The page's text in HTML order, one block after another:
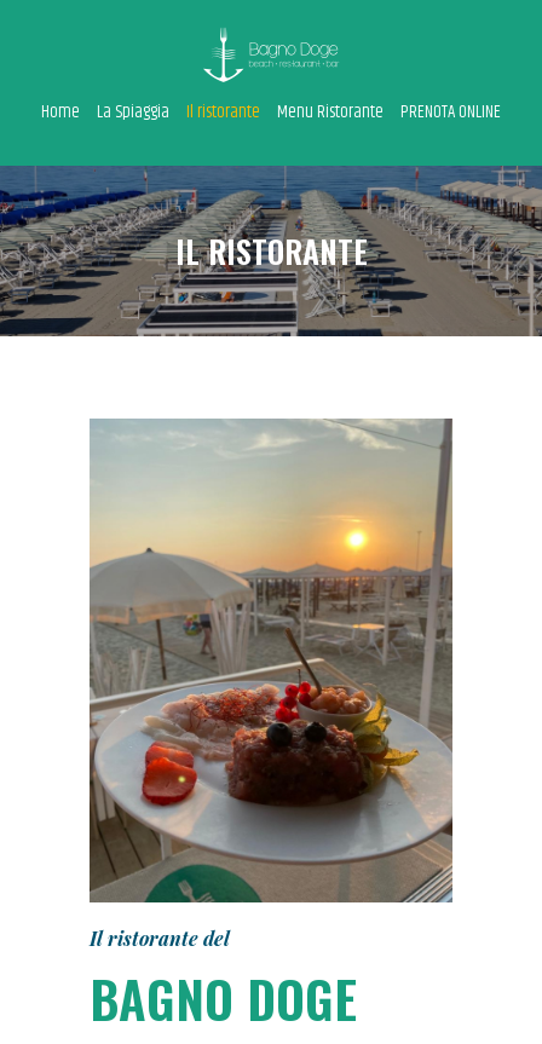
Home La Spiaggia Il ristorante Menu Ristorante PRENOTA ONLINE
IL RISTORANTE
HOME
LA SPIAGGIA
IL RISTORANTE
MENU RISTORANTE
PRENOTA ONLINE
Il ristorante del
BAGNO DOGE